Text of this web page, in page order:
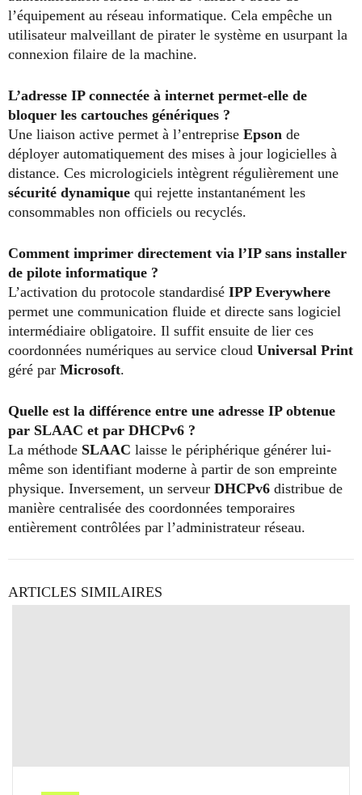
l’équipement au réseau informatique. Cela empêche un
utilisateur malveillant de pirater le système en usurpant la
connexion filaire de la machine.
L’adresse IP connectée à internet permet-elle de
bloquer les cartouches génériques ?
Une liaison active permet à l’entreprise Epson de
déployer automatiquement des mises à jour logicielles à
distance. Ces micrologiciels intègrent régulièrement une
sécurité dynamique qui rejette instantanément les
consommables non officiels ou recyclés.
Comment imprimer directement via l’IP sans installer
de pilote informatique ?
L’activation du protocole standardisé IPP Everywhere
permet une communication fluide et directe sans logiciel
intermédiaire obligatoire. Il suffit ensuite de lier ces
coordonnées numériques au service cloud Universal Print
géré par Microsoft.
Quelle est la différence entre une adresse IP obtenue
par SLAAC et par DHCPv6 ?
La méthode SLAAC laisse le périphérique générer lui-
même son identifiant moderne à partir de son empreinte
physique. Inversement, un serveur DHCPv6 distribue de
manière centralisée des coordonnées temporaires
entièrement contrôlées par l’administrateur réseau.
ARTICLES SIMILAIRES